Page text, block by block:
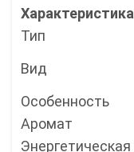
Характеристика
Тип
Вид
Особенность
Аромат
Энергетическая